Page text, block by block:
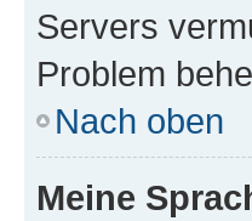
Servers
Problem
Nach oben
Meine